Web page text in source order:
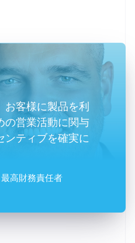
お客様に製品を利
の営業活動に関与
ンティブを確実に
最高財務責任者